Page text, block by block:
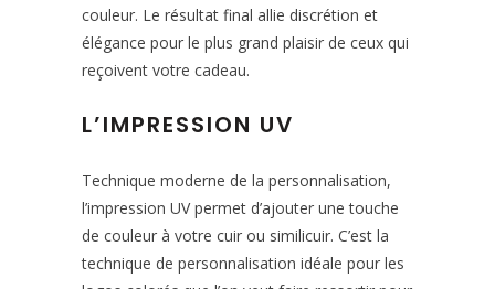
couleur. Le résultat final allie discrétion et
élégance pour le plus grand plaisir de ceux qui
reçoivent votre cadeau.
L’IMPRESSION UV
Technique moderne de la personnalisation,
l’impression UV permet d’ajouter une touche
de couleur à votre cuir ou similicuir. C’est la
technique de personnalisation idéale pour les